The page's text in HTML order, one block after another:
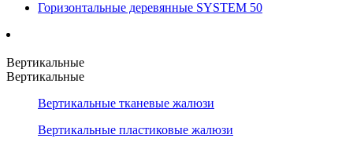
Горизонтальные деревянные SYSTEM 50
Вертикальные
Вертикальные
Вертикальные тканевые жалюзи
Вертикальные пластиковые жалюзи